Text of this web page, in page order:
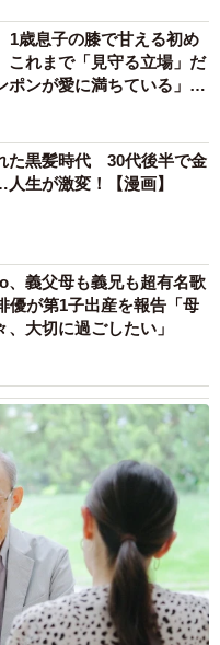
歳息子の膝で甘える初め
れまで「見守る立場」だ
ンが愛に満ちている」
た黒髪時代 30代後半で金
生が激変！【漫画】
、義父母も義兄も超有名歌
優が第1子出産を報告「母
大切に過ごしたい」